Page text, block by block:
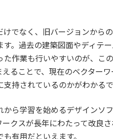
でなく、旧バージョンから
。過去の建築図面やディテ
作業も行いやすいのが、こ
ることで、現在のベクター
持されているのかがわかるで
ら学習を始めるデザインソ
クスが長年にわたって改良
有用だといえます。